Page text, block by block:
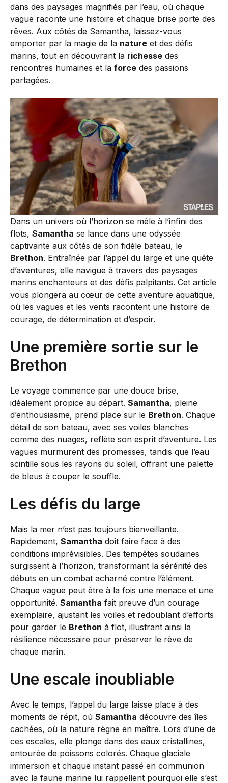
dans des paysages magnifiés par l’eau, où chaque
vague raconte une histoire et chaque brise porte des
rêves. Aux côtés de Samantha, laissez-vous
emporter par la magie de la nature et des défis
marins, tout en découvrant la richesse des
rencontres humaines et la force des passions
partagées.
Dans un univers où l’horizon se mêle à l’infini des
flots, Samantha se lance dans une odyssée
captivante aux côtés de son fidèle bateau, le
Brethon. Entraînée par l’appel du large et une quête
d’aventures, elle navigue à travers des paysages
marins enchanteurs et des défis palpitants. Cet article
vous plongera au cœur de cette aventure aquatique,
où les vagues et les vents racontent une histoire de
courage, de détermination et d’espoir.
Une première sortie sur le
Brethon
Le voyage commence par une douce brise,
idéalement propice au départ. Samantha, pleine
d’enthousiasme, prend place sur le Brethon. Chaque
détail de son bateau, avec ses voiles blanches
comme des nuages, reflète son esprit d’aventure. Les
vagues murmurent des promesses, tandis que l’eau
scintille sous les rayons du soleil, offrant une palette
de bleus à couper le souffle.
Les défis du large
Mais la mer n’est pas toujours bienveillante.
Rapidement, Samantha doit faire face à des
conditions imprévisibles. Des tempêtes soudaines
surgissent à l’horizon, transformant la sérénité des
débuts en un combat acharné contre l’élément.
Chaque vague peut être à la fois une menace et une
opportunité. Samantha fait preuve d’un courage
exemplaire, ajustant les voiles et redoublant d’efforts
pour garder le Brethon à flot, illustrant ainsi la
résilience nécessaire pour préserver le rêve de
chaque marin.
Une escale inoubliable
Avec le temps, l’appel du large laisse place à des
moments de répit, où Samantha découvre des îles
cachées, où la nature règne en maître. Lors d’une de
ces escales, elle plonge dans des eaux cristallines,
entourée de poissons colorés. Chaque glaciale
immersion et chaque instant passé en communion
avec la faune marine lui rappellent pourquoi elle s’est